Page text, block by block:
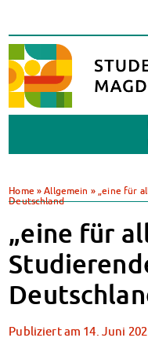
BAföG beantragen
BAföG-FAQs
Dokumente
BAföG-Sprechstunden
Kredite & Stipendien
AnsprechpartnerInnen
Mensen & Cafeterien
Home »Allgemein »„eine für
Deutschland
„eine für
Publiziert am 14. Juni